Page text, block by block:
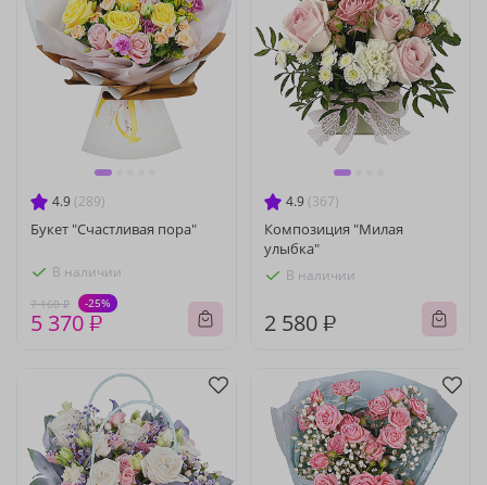
4.9 (289)
Букет "Счастливая пора"
В наличии
7 160 ₽ -25%
5 370 ₽
4.9 (367)
Композиция "Милая
улыбка"
В наличии
2 580 ₽